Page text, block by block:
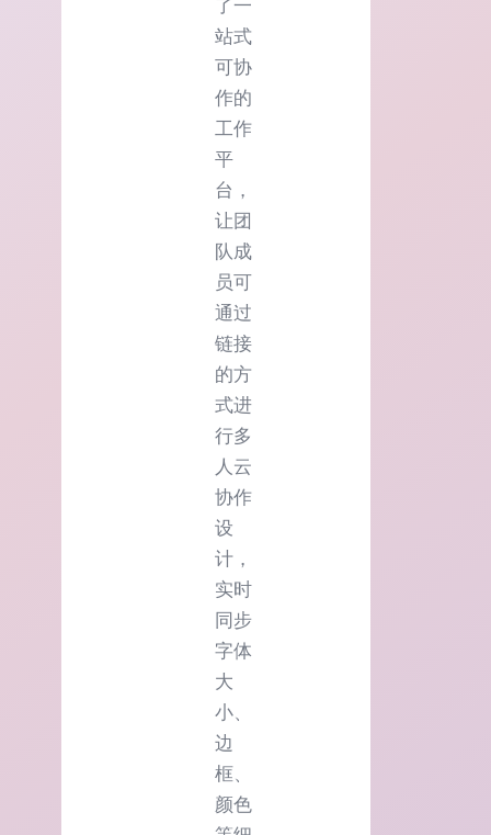
了一
站式
可协
作的
工作
平
台，
让团
队成
员可
通过
链接
的方
式进
行多
人云
协作
设
计，
实时
同步
字体
大
小、
边
框、
颜色